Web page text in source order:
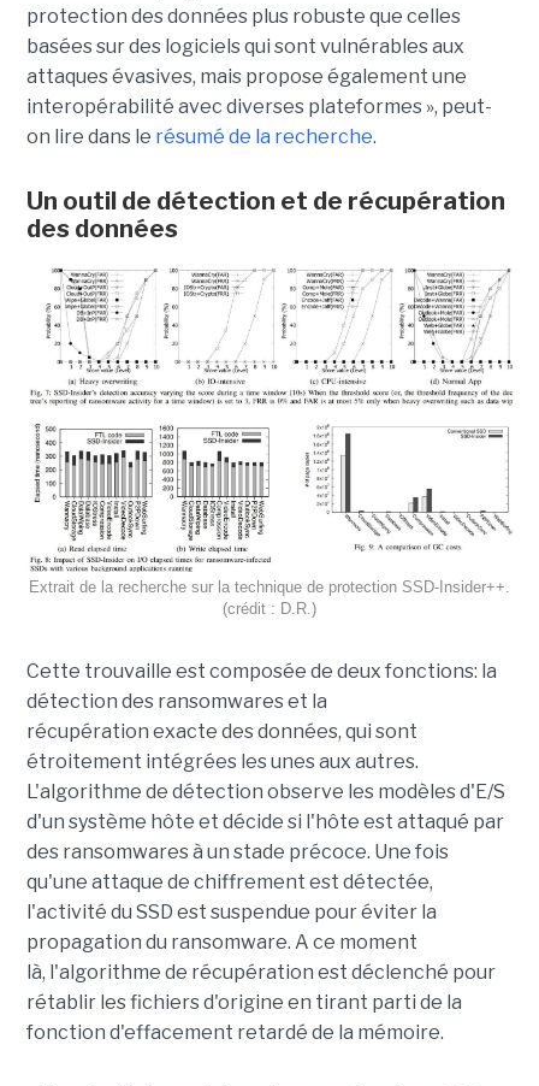
protection des données plus robuste que celles
basées sur des logiciels qui sont vulnérables aux
attaques évasives, mais propose également une
interopérabilité avec diverses plateformes », peut-
on lire dans le résumé de la recherche.
Un outil de détection et de récupération
des données
Extrait de la recherche sur la technique de protection SSD-Insider++.
(crédit : D.R.)
Cette trouvaille est composée de deux fonctions: la
détection des ransomwares et la
récupération exacte des données, qui sont
étroitement intégrées les unes aux autres.
L'algorithme de détection observe les modèles d'E/S
d'un système hôte et décide si l'hôte est attaqué par
des ransomwares à un stade précoce. Une fois
qu'une attaque de chiffrement est détectée,
l'activité du SSD est suspendue pour éviter la
propagation du ransomware. A ce moment
là, l'algorithme de récupération est déclenché pour
rétablir les fichiers d'origine en tirant parti de la
fonction d'effacement retardé de la mémoire.